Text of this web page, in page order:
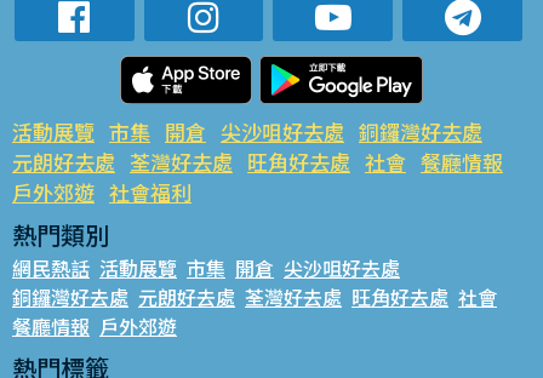
活動展覽 市集 開倉 尖沙咀好去處 銅鑼灣好去處
元朗好去處 荃灣好去處 旺角好去處 社會 餐廳情報
戶外郊遊 社會福利
熱門類別
網民熱話 活動展覽 市集 開倉 尖沙咀好去處
銅鑼灣好去處 元朗好去處 荃灣好去處 旺角好去處 社會
餐廳情報 戶外郊遊
熱門標籤